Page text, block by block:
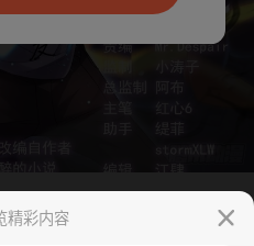
腾漫App免费看
精彩内容